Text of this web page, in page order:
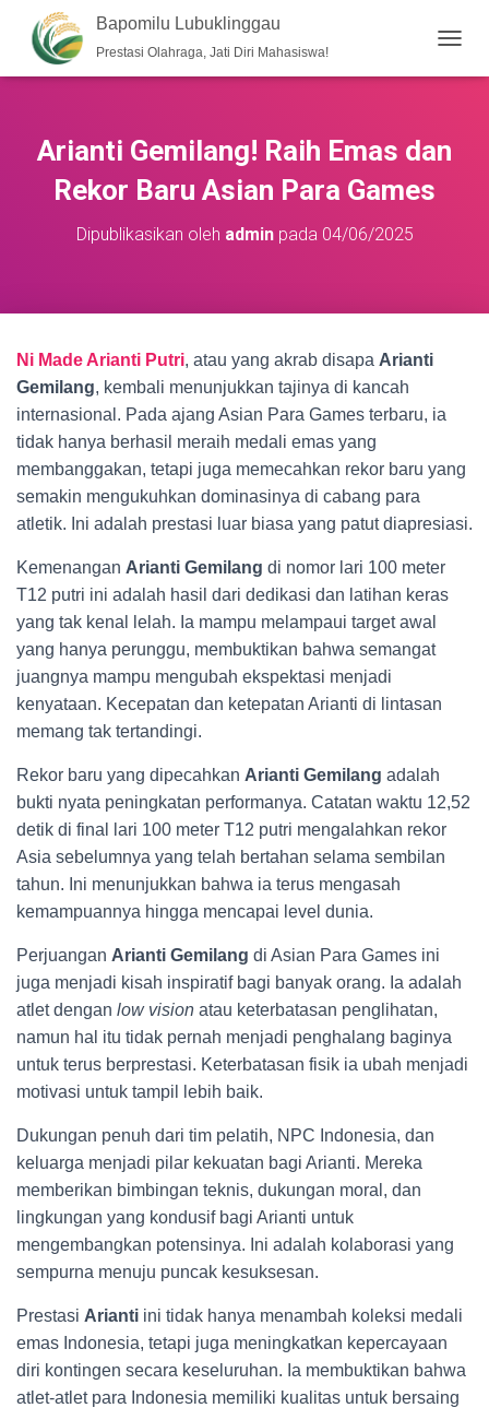
Bapomilu Lubuklinggau
Prestasi Olahraga, Jati Diri Mahasiswa!
O
E
Arianti Gemilang! Raih Emas dan
Rekor Baru Asian Para Games
Dipublikasikan oleh adminpada 04/06/2025
Ni Made Arianti Putri, atau yang akrab disapa Arianti
Gemilang, kembali menunjukkan tajinya di kancah
internasional. Pada ajang Asian Para Games terbaru, ia
tidak hanya berhasil meraih medali emas yang
membanggakan, tetapi juga memecahkan rekor baru yang
semakin mengukuhkan dominasinya di cabang para
atletik. Ini adalah prestasi luar biasa yang patut diapresiasi.
Kemenangan Arianti Gemilang di nomor lari 100 meter
T12 putri ini adalah hasil dari dedikasi dan latihan keras
yang tak kenal lelah. Ia mampu melampaui target awal
yang hanya perunggu, membuktikan bahwa semangat
juangnya mampu mengubah ekspektasi menjadi
kenyataan. Kecepatan dan ketepatan Arianti di lintasan
memang tak tertandingi.
Rekor baru yang dipecahkan Arianti Gemilang adalah
bukti nyata peningkatan performanya. Catatan waktu 12,52
detik di final lari 100 meter T12 putri mengalahkan rekor
Asia sebelumnya yang telah bertahan selama sembilan
tahun. Ini menunjukkan bahwa ia terus mengasah
kemampuannya hingga mencapai level dunia.
Perjuangan Arianti Gemilang di Asian Para Games ini
juga menjadi kisah inspiratif bagi banyak orang. Ia adalah
atlet dengan low vision atau keterbatasan penglihatan,
namun hal itu tidak pernah menjadi penghalang baginya
untuk terus berprestasi. Keterbatasan fisik ia ubah menjadi
motivasi untuk tampil lebih baik.
Dukungan penuh dari tim pelatih, NPC Indonesia, dan
keluarga menjadi pilar kekuatan bagi Arianti. Mereka
memberikan bimbingan teknis, dukungan moral, dan
lingkungan yang kondusif bagi Arianti untuk
mengembangkan potensinya. Ini adalah kolaborasi yang
sempurna menuju puncak kesuksesan.
Prestasi Arianti ini tidak hanya menambah koleksi medali
emas Indonesia, tetapi juga meningkatkan kepercayaan
diri kontingen secara keseluruhan. Ia membuktikan bahwa
atlet-atlet para Indonesia memiliki kualitas untuk bersaing